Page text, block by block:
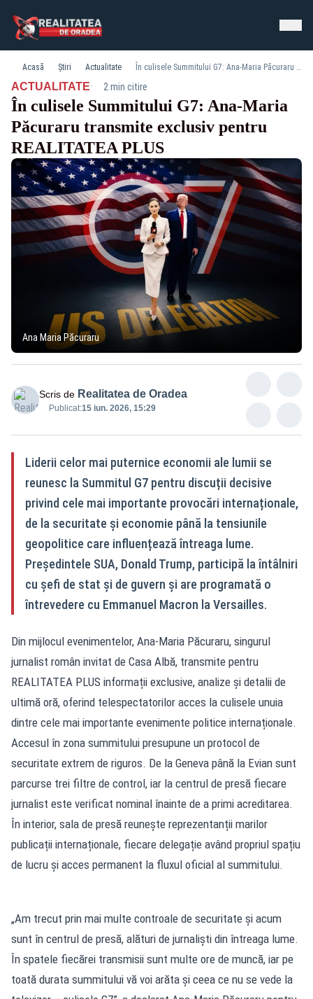
Acasă Știri Actualitate În culisele Summitului G7: Ana-Maria Păcuraru transmite exclusiv pentru REALITATEA PLUS
ACTUALITATE· 2 min citire
În culisele Summitului G7: Ana-Maria
Păcuraru transmite exclusiv pentru
REALITATEA PLUS
Ana Maria Păcuraru
Scris de Realitatea de Oradea
Publicat:15 iun. 2026, 15:29
Liderii celor mai puternice economii ale lumii se
reunesc la Summitul G7 pentru discuții decisive
privind cele mai importante provocări internaționale,
de la securitate și economie până la tensiunile
geopolitice care influențează întreaga lume.
Președintele SUA, Donald Trump, participă la întâlniri
cu șefi de stat și de guvern și are programată o
întrevedere cu Emmanuel Macron la Versailles.
Din mijlocul evenimentelor, Ana-Maria Păcuraru, singurul
jurnalist român invitat de Casa Albă, transmite pentru
REALITATEA PLUS informații exclusive, analize și detalii de
ultimă oră, oferind telespectatorilor acces la culisele unuia
dintre cele mai importante evenimente politice internaționale.
Accesul în zona summitului presupune un protocol de
securitate extrem de riguros. De la Geneva până la Evian sunt
parcurse trei filtre de control, iar la centrul de presă fiecare
jurnalist este verificat nominal înainte de a primi acreditarea.
În interior, sala de presă reunește reprezentanții marilor
publicații internaționale, fiecare delegație având propriul spațiu
de lucru și acces permanent la fluxul oficial al summitului.
„Am trecut prin mai multe controale de securitate și acum
sunt în centrul de presă, alături de jurnaliști din întreaga lume.
În spatele fiecărei transmisii sunt multe ore de muncă, iar pe
toată durata summitului vă voi arăta și ceea ce nu se vede la